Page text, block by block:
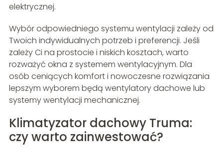
elektrycznej.
Wybór odpowiedniego systemu wentylacji zależy od
Twoich indywidualnych potrzeb i preferencji. Jeśli
zależy Ci na prostocie i niskich kosztach, warto
rozważyć okna z systemem wentylacyjnym. Dla
osób ceniących komfort i nowoczesne rozwiązania
lepszym wyborem będą wentylatory dachowe lub
systemy wentylacji mechanicznej.
Klimatyzator dachowy Truma:
czy warto zainwestować?